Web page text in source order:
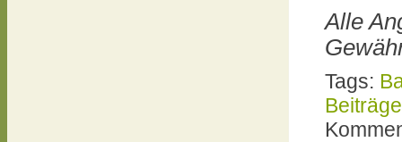
Alle
Tags:
Beiträge